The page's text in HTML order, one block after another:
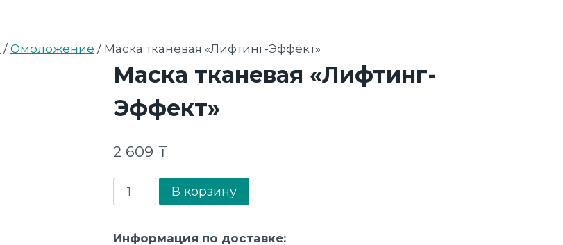
/ Омоложение / Маска тканевая «Лифтинг-Эффект»
Маска тканевая «Лифтинг-
Эффект»
2 609 ₸
Количество
товара
В корзину
Информация по доставке: